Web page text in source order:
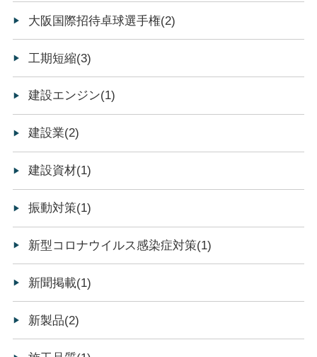
大阪国際招待卓球選手権(2)
工期短縮(3)
建設エンジン(1)
建設業(2)
建設資材(1)
振動対策(1)
新型コロナウイルス感染症対策(1)
新聞掲載(1)
新製品(2)